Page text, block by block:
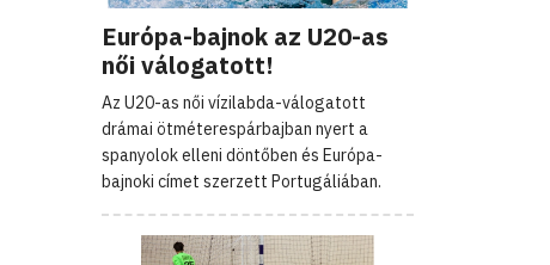
Európa-bajnok az U20-as
női válogatott!
Az U20-as női vízilabda-válogatott
drámai ötméterespárbajban nyert a
spanyolok elleni döntőben és Európa-
bajnoki címet szerzett Portugáliában.